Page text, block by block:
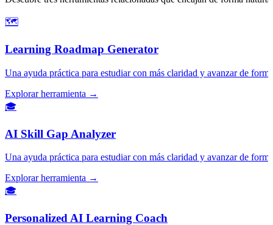
🗺️
Learning Roadmap Generator
Una ayuda práctica para estudiar con más claridad y avanzar de
Explorar herramienta →
🎓
AI Skill Gap Analyzer
Una ayuda práctica para estudiar con más claridad y avanzar de
Explorar herramienta →
🎓
Personalized AI Learning Coach